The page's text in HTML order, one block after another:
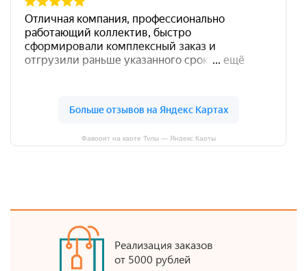
Фаворит на карте Тулы — Яндекс Карты
Реализация заказов
от 5000 рублей